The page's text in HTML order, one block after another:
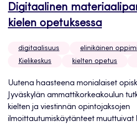
Digitaalinen
kielen opetuksessa
digitaalisuus
elinikäinen
Kielikeskus
kielten opetus
Uutena haasteena monialaiset
Jyväskylän ammattikorkeakoulun
kielten ja viestinnän opintojaksojen
ilmoittautumiskäytänteet muuttuivat